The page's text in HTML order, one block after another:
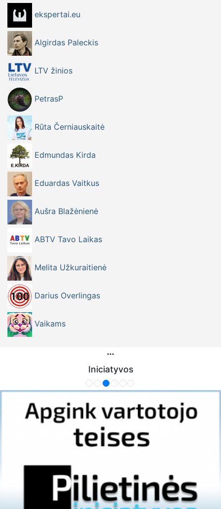
AUŠRA kviečiami pervesti į šią sąskaitą
LT883500010014525654 - Gavėjas: VšĮ Visuomeninių
Projektų Centras.
ekspertai.eu
Algirdas Paleckis
LTV žinios
PetrasP
Rūta Černiauskaitė
Edmundas Kirda
Eduardas Vaitkus
Aušra Blažėnienė
ABTV Tavo Laikas
Melita Užkuraitienė
Darius Overlingas
Vaikams
Iniciatyvos